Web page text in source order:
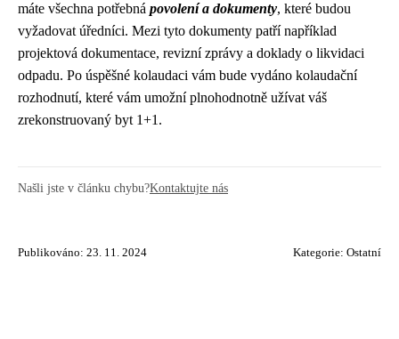
máte všechna potřebná povolení a dokumenty, které budou
vyžadovat úředníci. Mezi tyto dokumenty patří například
projektová dokumentace, revizní zprávy a doklady o likvidaci
odpadu. Po úspěšné kolaudaci vám bude vydáno kolaudační
rozhodnutí, které vám umožní plnohodnotně užívat váš
zrekonstruovaný byt 1+1.
Našli jste v článku chybu?Kontaktujte nás
Publikováno: 23. 11. 2024 Kategorie: Ostatní